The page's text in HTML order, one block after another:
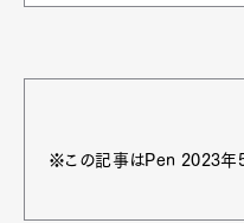
※この記事はPen 2023年5